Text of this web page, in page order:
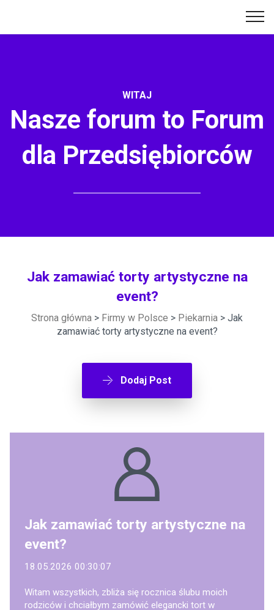
WITAJ
Nasze forum to Forum
dla Przedsiębiorców
Jak zamawiać torty artystyczne na
event?
Strona główna > Firmy w Polsce > Piekarnia > Jak
zamawiać torty artystyczne na event?
Dodaj Post
Jak zamawiać torty artystyczne na
event?
18.05.2026 00:30:07
Witam wszystkich, zbliża się rocznica ślubu moich
rodziców i chciałbym zamówić elegancki tort w